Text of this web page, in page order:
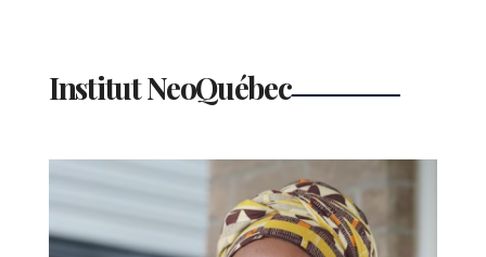
Institut NeoQuébec